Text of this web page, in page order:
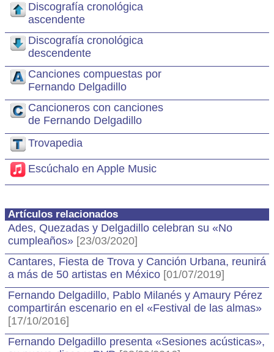
Discografía cronológica
ascendente
Discografía cronológica
descendente
Canciones compuestas por
Fernando Delgadillo
Cancioneros con canciones
de Fernando Delgadillo
Trovapedia
Escúchalo en Apple Music
Artículos relacionados
Ades, Quezadas y Delgadillo celebran su «No
cumpleaños» [23/03/2020]
Cantares, Fiesta de Trova y Canción Urbana, reunirá
a más de 50 artistas en México [01/07/2019]
Fernando Delgadillo, Pablo Milanés y Amaury Pérez
compartirán escenario en el «Festival de las almas»
[17/10/2016]
Fernando Delgadillo presenta «Sesiones acústicas»,